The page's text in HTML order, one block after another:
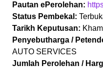
Pautan ePerolehan:
Status Pembekal:
Tarikh Keputusan:
Penyebutharga /
AUTO SERVICES
Jumlah Perolehan /